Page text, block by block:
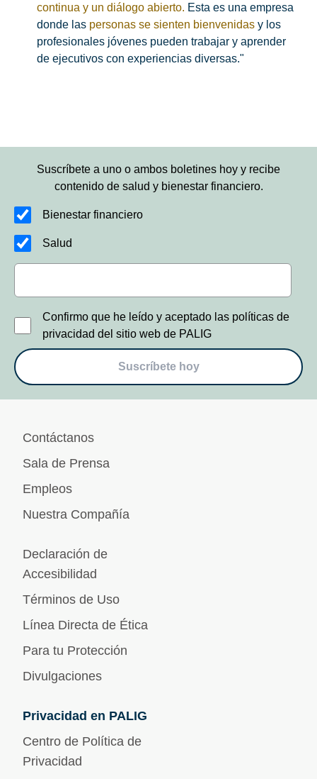
continua y un diálogo abierto. Esta es una empresa
donde las personas se sienten bienvenidas y los
profesionales jóvenes pueden trabajar y aprender
de ejecutivos con experiencias diversas."
Suscríbete a uno o ambos boletines hoy y recibe
contenido de salud y bienestar financiero.
Bienestar financiero
Salud
Confirmo que he leído y aceptado las políticas de
privacidad del sitio web de PALIG
Suscríbete hoy
Contáctanos
Sala de Prensa
Empleos
Nuestra Compañía
Declaración de
Accesibilidad
Términos de Uso
Línea Directa de Ética
Para tu Protección
Divulgaciones
Privacidad en PALIG
Centro de Política de
Privacidad